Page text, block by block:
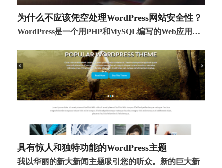
为什么不应该凭空处理WordPress网站安全性？
WordPress是一个用PHP和MySQL编写的Web应用…
具有惊人和独特功能的WordPress主题
我以华丽的新大新闻主题吸引您的听众。新的巨大新